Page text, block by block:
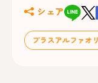
シェア